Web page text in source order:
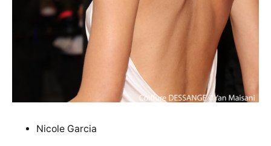
Nicole Garcia